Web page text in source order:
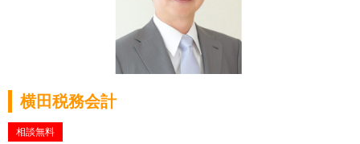
横田税務会計
相談無料